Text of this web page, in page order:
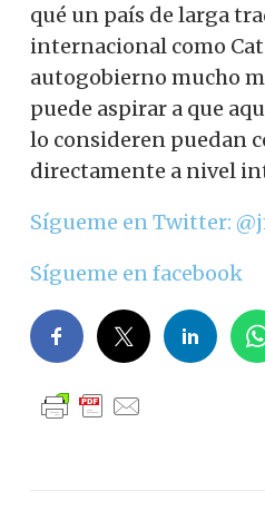
qué un país de larga
internacional como
autogobierno mucho
puede aspirar a que
lo consideren puedan
directamente a nivel
Sígueme en Twitter:
Sígueme en facebook